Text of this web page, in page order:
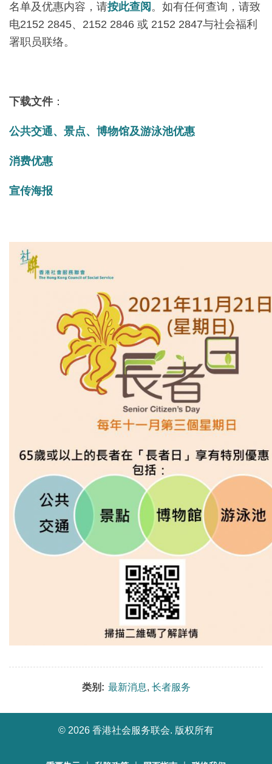
名单及优惠内容，请按此查阅 。如有任何查询，请致
电2152 2845、2152 2846 或 2152 2847与社会福利
署职员联络。
下载文件 ：
公共交通、景点、博物馆及游泳池优惠
消费优惠
宣传海报
类别: 最新消息, 长者服务
© 2026 香港社会服务联会. 版权所有